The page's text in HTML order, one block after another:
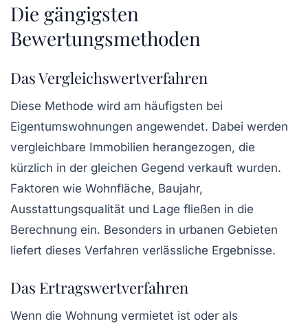
Die gängigsten
Bewertungsmethoden
Das Vergleichswertverfahren
Diese Methode wird am häufigsten bei
Eigentumswohnungen angewendet. Dabei werden
vergleichbare Immobilien herangezogen, die
kürzlich in der gleichen Gegend verkauft wurden.
Faktoren wie Wohnfläche, Baujahr,
Ausstattungsqualität und Lage fließen in die
Berechnung ein. Besonders in urbanen Gebieten
liefert dieses Verfahren verlässliche Ergebnisse.
Das Ertragswertverfahren
Wenn die Wohnung vermietet ist oder als